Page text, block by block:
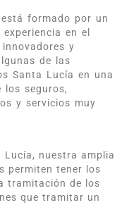
formado por un
en el
y
de las
Santa Lucía en una
los seguros,
y servicios muy
Lucía, nuestra amplia
permiten tener los
tramitación de los
que tramitar un